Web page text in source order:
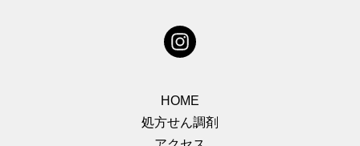
HOME
処方せん調剤